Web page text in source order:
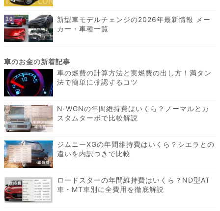
新型車モデルチェンジの2026年最新情報 メー
カー・車種一覧
車の燃費の計算方法と実燃費の出し方！満タン
法で簡単に確認するコツ
N-WGNの年間維持費はいくら？ノーマルとカ
スタムターボで比較解説
ジムニーXGの年間維持費はいくら？シエラとの
違いを内訳つきで比較
ロードスターの年間維持費はいくら？ND型AT
車・MT車別に全費用を徹底解説